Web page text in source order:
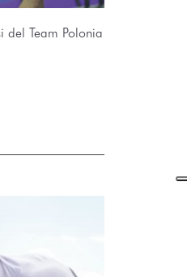
Team Polonia